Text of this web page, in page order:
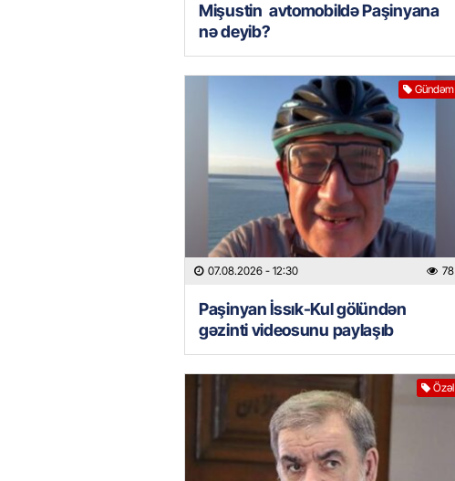
Mişustin avtomobildə Paşinyana
nə deyib?
Gündəm
07.08.2026 - 12:30 78
Paşinyan İssık-Kul gölündən
gəzinti videosunu paylaşıb
Özəl